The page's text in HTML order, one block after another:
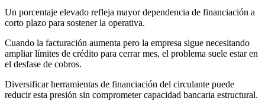
Un porcentaje elevado refleja mayor dependencia de financiación a
corto plazo para sostener la operativa.
Cuando la facturación aumenta pero la empresa sigue necesitando
ampliar límites de crédito para cerrar mes, el problema suele estar en
el desfase de cobros.
Diversificar herramientas de financiación del circulante puede
reducir esta presión sin comprometer capacidad bancaria estructural.